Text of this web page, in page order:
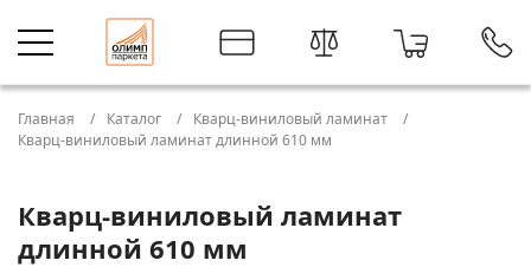
Главная Каталог
Кварц-виниловый ламинат
Кварц-виниловый ламинат длинной 610 мм
Кварц-виниловый ламинат
длинной 610 мм